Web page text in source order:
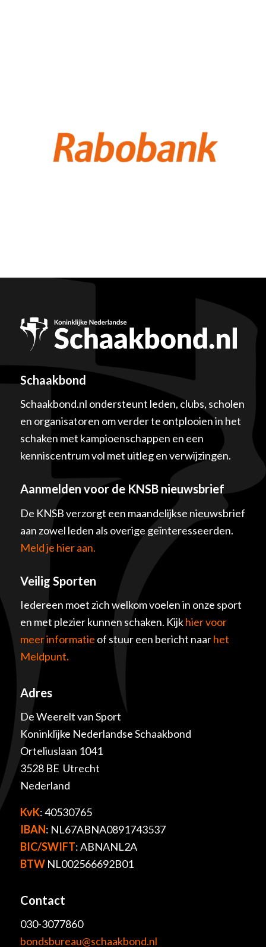
Schaakbond
Schaakbond.nl ondersteunt leden, clubs, scholen
en organisatoren om verder te ontplooien in het
schaken met kampioenschappen en een
kenniscentrum vol met uitleg en verwijzingen.
Aanmelden voor de KNSB nieuwsbrief
De KNSB verzorgt een maandelijkse nieuwsbrief
aan zowel leden als overige geïnteresseerden.
Meld je hier aan.
Veilig Sporten
Iedereen moet zich welkom voelen in onze sport
en met plezier kunnen schaken. Kijkhier voor
meer informatie of stuur een bericht naarhet
Meldpunt.
Adres
De Weerelt van Sport
Koninklijke Nederlandse Schaakbond
Orteliuslaan 1041
3528 BE Utrecht
Nederland
KvK: 40530765
IBAN: NL67ABNA0891743537
BIC/SWIFT: ABNANL2A
BTWNL002566692B01
Contact
030-3077860
bondsbureau@schaakbond.nl